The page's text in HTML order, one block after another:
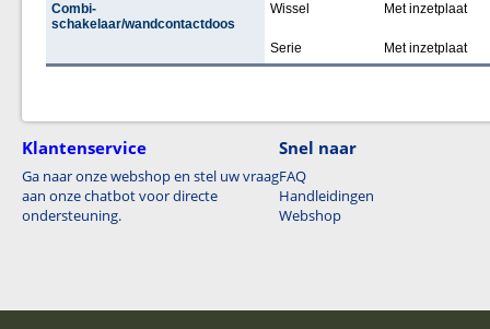
Combi-
schakelaar/wandcontactdoos
Wissel Met inzetplaat
Serie Met inzetplaat
Klantenservice
Ga naar onze webshop en stel uw vraag
aan onze chatbot voor directe
ondersteuning.
Snel naar
FAQ
Handleidingen
Webshop